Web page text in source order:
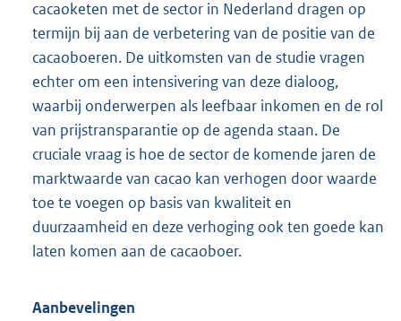
cacaoketen met de sector in Nederland dragen op
termijn bij aan de verbetering van de positie van de
cacaoboeren. De uitkomsten van de studie vragen
echter om een intensivering van deze dialoog,
waarbij onderwerpen als leefbaar inkomen en de rol
van prijstransparantie op de agenda staan. De
cruciale vraag is hoe de sector de komende jaren de
marktwaarde van cacao kan verhogen door waarde
toe te voegen op basis van kwaliteit en
duurzaamheid en deze verhoging ook ten goede kan
laten komen aan de cacaoboer.
Aanbevelingen